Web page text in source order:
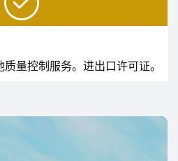
量控制服务。进出口许可证。